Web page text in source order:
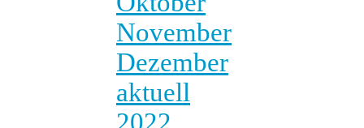
November
Dezember
aktuell